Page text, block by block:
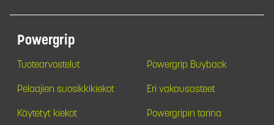
Powergrip
Tuotearvostelut Powergrip Buyback
Pelaajien suosikkikiekot Eri vakausasteet
Käytetyt kiekot Powergripin tarina